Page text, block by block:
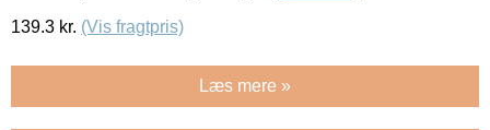
139.3 kr. (Vis fragtpris)
Læs mere »